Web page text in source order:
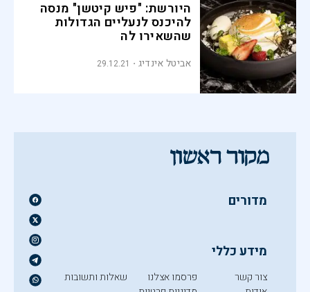
היורשת: "פיש קיטשן" מנסה
להיכנס לנעליים הגדולות
שהשאירו לה
אביטל אינדיג 29.12.21
מדורים
מידע כללי
צור קשר
פרסמו אצלנו
שאלות ותשובות